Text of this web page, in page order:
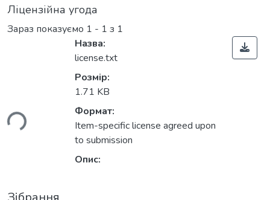
Ліцензійна угода
Зараз показуємо 1 - 1 з 1
Назва:
license.txt
Розмір:
1.71 KB
Формат:
Item-specific license agreed upon
to submission
Опис: